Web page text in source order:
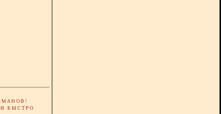
БЫСТРО